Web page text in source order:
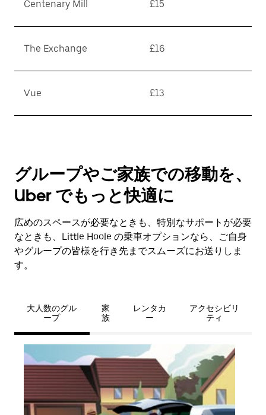
Centenary Mill £15
The Exchange £16
Vue £13
グループやご家族での移動を、
Uber でもっと快適に
広めのスペースが必要なときも、特別なサポートが必要
なときも、Little Hoole の乗車オプションなら、ご自身
やグループの皆様を行き先までスムーズにお送りしま
す。
大人数のグル
ープ
家
族
レンタカ
ー
アクセシビリ
ティ